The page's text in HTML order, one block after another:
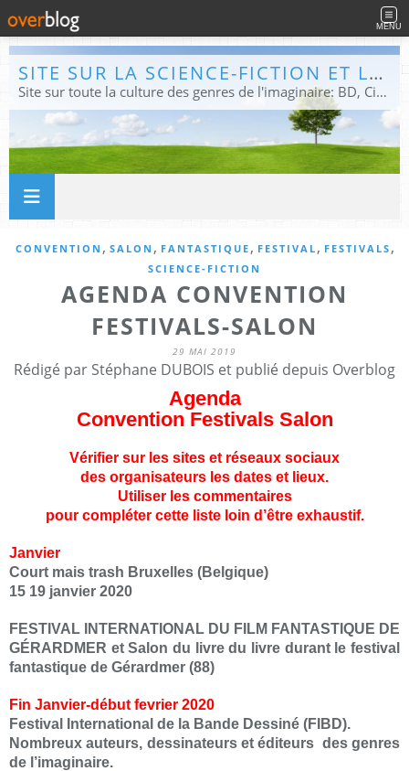
MENU
SITE SUR LA SCIENCE-FICTION ET LE FANTASTIQUE
Site sur toute la culture des genres de l'imaginaire: BD, Cinéma, Livre, Jeux, Théâtre. Présent dans les principaux festivals de film fantastique e de science-fiction, salons et conventions.
CONVENTION , SALON , FANTASTIQUE , FESTIVAL , FESTIVALS ,
SCIENCE-FICTION
AGENDA CONVENTION
FESTIVALS-SALON
29 MAI 2019
Rédigé par Stéphane DUBOIS et publié depuis Overblog
Agenda
Convention Festivals Salon
Vérifier sur les sites et réseaux sociaux
des organisateurs les dates et lieux.
Utiliser les commentaires
pour compléter cette liste loin d’être exhaustif.
Janvier
Court mais trash Bruxelles (Belgique)
15 19 janvier 2020
FESTIVAL INTERNATIONAL DU FILM FANTASTIQUE DE
GÉRARDMER et Salon du livre du livre durant le festival
fantastique de Gérardmer (88)
Fin Janvier-début fevrier 2020
Festival International de la Bande Dessiné (FIBD).
Nombreux auteurs, dessinateurs et éditeurs des genres
de l’imaginaire.